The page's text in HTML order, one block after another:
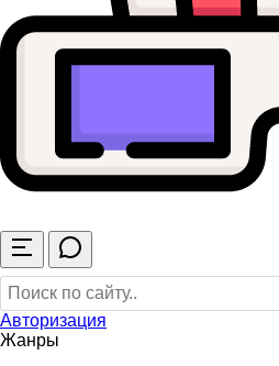
Авторизация
Жанры